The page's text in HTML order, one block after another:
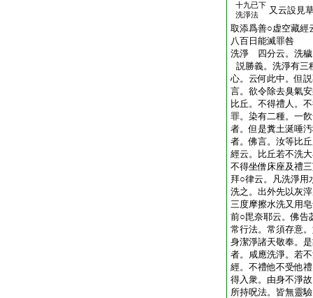
十九已下
洗淨法
又云設見
取添爲善○虚空藏經
八百日能滅罪咎
洗淨 四分云。洗穢
説勝義。洗淨有三
心。云何此中。但
言。欲令除去臭氣
比丘。不得禮人。
罪。染有二種。一
者。但是糞土涎唾
者。佛言。汝等比
經云。比丘若不洗
不得坐僧床座及禮
拜○律云。凡洗淨用
洗之。出外先以灰
三度摩擦水洗又用
前○毘奈耶云。佛告
常行法。常須存意
身潔淨諸天敬奉。
者。咸應洗淨。若
經。不禮他不受他
得入衆。由身不淨
所持呪法。皆無靈